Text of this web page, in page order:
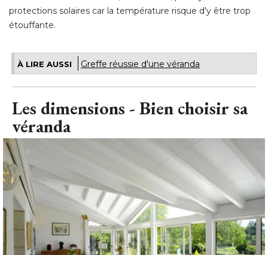
À LIRE AUSSI Greffe réussie d'une véranda
Les dimensions - Bien choisir sa
véranda